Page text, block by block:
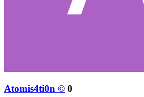
Atomis4ti0n © 0